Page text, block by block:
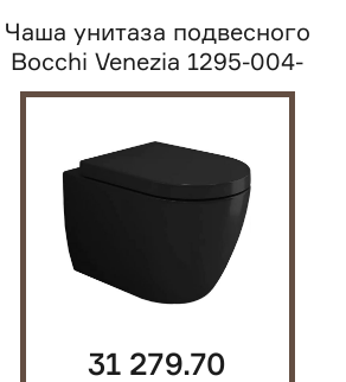
Чаша унитаза подвесного
Bocchi Venezia 1295-004-
0129 черная...
31 279.70